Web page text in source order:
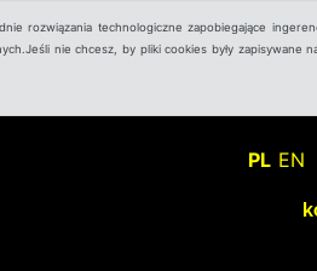
rozwiązania technologiczne zapobiegające
nie chcesz, by pliki cookies były zapisywane
PL EN